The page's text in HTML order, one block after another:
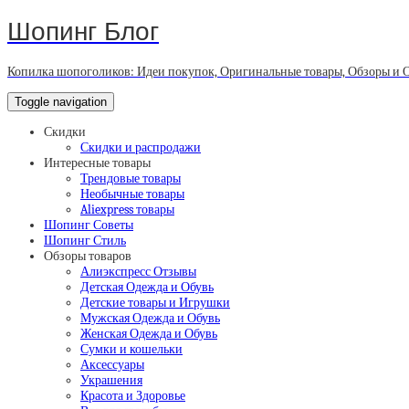
Шопинг Блог
Копилка шопоголиков: Идеи покупок, Оригинальные товары, Обзоры и
Toggle navigation
Скидки
Скидки и распродажи
Интересные товары
Трендовые товары
Необычные товары
Aliexpress товары
Шопинг Советы
Шопинг Стиль
Обзоры товаров
Алиэкспресс Отзывы
Детская Одежда и Обувь
Детские товары и Игрушки
Мужская Одежда и Обувь
Женская Одежда и Обувь
Сумки и кошельки
Аксессуары
Украшения
Красота и Здоровье